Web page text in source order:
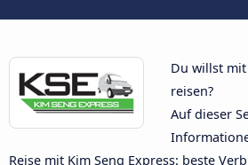
Du willst mit
reisen?
Auf dieser
Reise mit Kim Seng Express: beste